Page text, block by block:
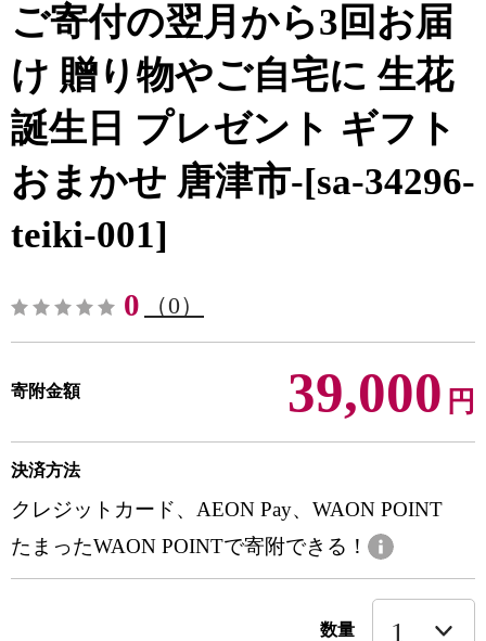
ご寄付の翌月から3回お届
け 贈り物やご自宅に 生花
誕生日 プレゼント ギフト
おまかせ 唐津市-[sa-34296-
teiki-001]
0 （0）
寄附金額 39,000 円
決済方法
クレジットカード、AEON Pay、WAON POINT
たまったWAON POINTで寄附できる！
数量